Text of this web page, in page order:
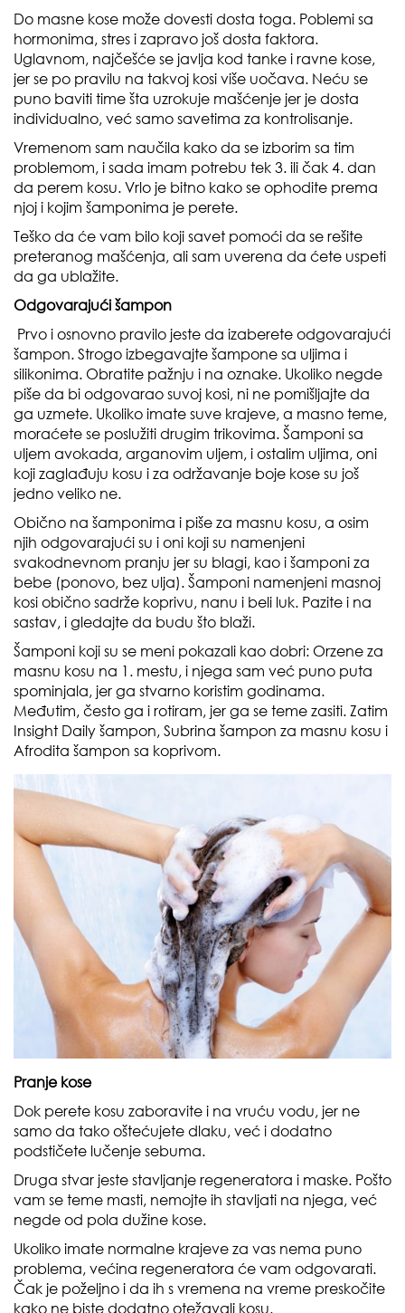
Do masne kose može dovesti dosta toga. Poblemi sa
hormonima, stres i zapravo još dosta faktora.
Uglavnom, najčešće se javlja kod tanke i ravne kose,
jer se po pravilu na takvoj kosi više uočava. Neću se
puno baviti time šta uzrokuje mašćenje jer je dosta
individualno, već samo savetima za kontrolisanje.
Vremenom sam naučila kako da se izborim sa tim
problemom, i sada imam potrebu tek 3. ili čak 4. dan
da perem kosu. Vrlo je bitno kako se ophodite prema
njoj i kojim šamponima je perete.
Teško da će vam bilo koji savet pomoći da se rešite
preteranog mašćenja, ali sam uverena da ćete uspeti
da ga ublažite.
Odgovarajući šampon
Prvo i osnovno pravilo jeste da izaberete odgovarajući
šampon. Strogo izbegavajte šampone sa uljima i
silikonima. Obratite pažnju i na oznake. Ukoliko negde
piše da bi odgovarao suvoj kosi, ni ne pomišljajte da
ga uzmete. Ukoliko imate suve krajeve, a masno teme,
moraćete se poslužiti drugim trikovima. Šamponi sa
uljem avokada, arganovim uljem, i ostalim uljima, oni
koji zaglađuju kosu i za održavanje boje kose su još
jedno veliko ne.
Obično na šamponima i piše za masnu kosu, a osim
njih odgovarajući su i oni koji su namenjeni
svakodnevnom pranju jer su blagi, kao i šamponi za
bebe (ponovo, bez ulja). Šamponi namenjeni masnoj
kosi obično sadrže koprivu, nanu i beli luk. Pazite i na
sastav, i gledajte da budu što blaži.
Šamponi koji su se meni pokazali kao dobri: Orzene za
masnu kosu na 1. mestu, i njega sam već puno puta
spominjala, jer ga stvarno koristim godinama.
Međutim, često ga i rotiram, jer ga se teme zasiti. Zatim
Insight Daily šampon, Subrina šampon za masnu kosu i
Afrodita šampon sa koprivom.
Pranje kose
Dok perete kosu zaboravite i na vruću vodu, jer ne
samo da tako oštećujete dlaku, već i dodatno
podstičete lučenje sebuma.
Druga stvar jeste stavljanje regeneratora i maske. Pošto
vam se teme masti, nemojte ih stavljati na njega, već
negde od pola dužine kose.
Ukoliko imate normalne krajeve za vas nema puno
problema, većina regeneratora će vam odgovarati.
Čak je poželjno i da ih s vremena na vreme preskočite
kako ne biste dodatno otežavali kosu.